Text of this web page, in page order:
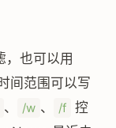
也可以用
间范围可以写
、 /w 、 /f 控